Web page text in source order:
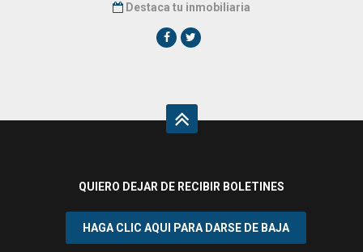
Destaca tu inmobiliaria
QUIERO DEJAR DE RECIBIR BOLETINES
HAGA CLIC AQUI PARA DARSE DE BAJA
¿Acepta cookies y política de privacidad?
e-viviendas.es utiliza cookies para